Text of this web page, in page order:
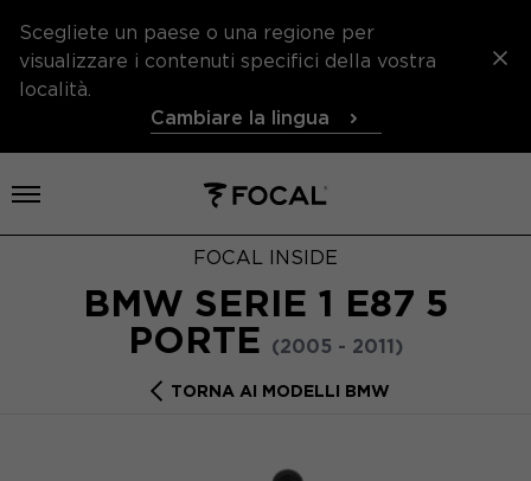
Scegliete un paese o una regione per
visualizzare i contenuti specifici della vostra
località.
Cambiare la lingua
Aprire il menu
FOCAL INSIDE
BMW SERIE 1 E87 5
PORTE (2005 - 2011)
TORNA AI MODELLI BMW